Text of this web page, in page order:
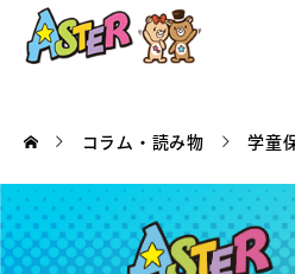
トップページ
コース案内
英会話／プログラミング／3Dデザイン
コラム・読み物 学童